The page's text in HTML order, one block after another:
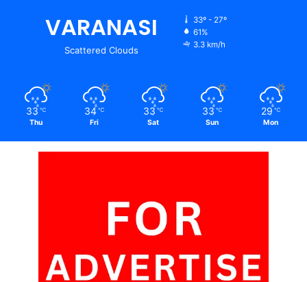
VARANASI
Scattered Clouds
33º - 27º
61%
3.3 km/h
33 ℃
Thu
34 ℃
Fri
33 ℃
Sat
33 ℃
Sun
29 ℃
Mon